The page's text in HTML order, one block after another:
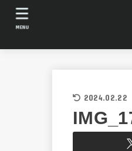
MENU
2024.02.22